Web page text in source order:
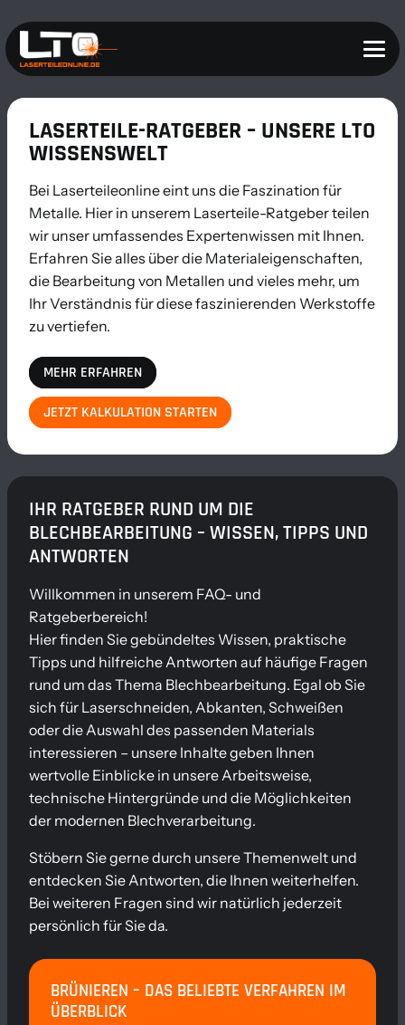
LASERTEILE-RATGEBER – UNSERE LTO
WISSENSWELT
Bei Laserteileonline eint uns die Faszination für
Metalle. Hier in unserem Laserteile-Ratgeber teilen
wir unser umfassendes Expertenwissen mit Ihnen.
Erfahren Sie alles über die Materialeigenschaften,
die Bearbeitung von Metallen und vieles mehr, um
Ihr Verständnis für diese faszinierenden Werkstoffe
zu vertiefen.
MEHR ERFAHREN
JETZT KALKULATION STARTEN
IHR RATGEBER RUND UM DIE
BLECHBEARBEITUNG – WISSEN, TIPPS UND
ANTWORTEN
Willkommen in unserem FAQ- und
Ratgeberbereich!
Hier finden Sie gebündeltes Wissen, praktische
Tipps und hilfreiche Antworten auf häufige Fragen
rund um das Thema Blechbearbeitung. Egal ob Sie
sich für Laserschneiden, Abkanten, Schweißen
oder die Auswahl des passenden Materials
interessieren – unsere Inhalte geben Ihnen
wertvolle Einblicke in unsere Arbeitsweise,
technische Hintergründe und die Möglichkeiten
der modernen Blechverarbeitung.
Stöbern Sie gerne durch unsere Themenwelt und
entdecken Sie Antworten, die Ihnen weiterhelfen.
Bei weiteren Fragen sind wir natürlich jederzeit
persönlich für Sie da.
BRÜNIEREN – DAS BELIEBTE VERFAHREN IM
ÜBERBLICK